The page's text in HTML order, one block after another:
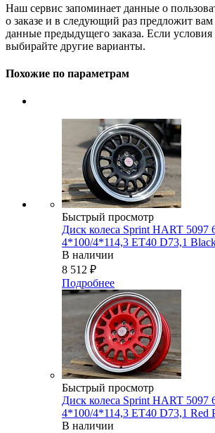
Наш сервис запоминает данные о
о заказе и в следующий раз предложит
данные предыдущего заказа. Если условия
выбирайте другие варианты.
Похожие по параметрам
Быстрый просмотр
Диск колеса Sprint HART 5097
4*100/4*114,3 ET40 D73,1
В наличии
8 512 ₽
Подробнее
Быстрый просмотр
Диск колеса Sprint HART 5097
4*100/4*114,3 ET40 D73,1 Red
В наличии